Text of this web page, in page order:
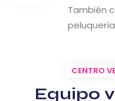
También
peluquería
CENTRO
Equipo